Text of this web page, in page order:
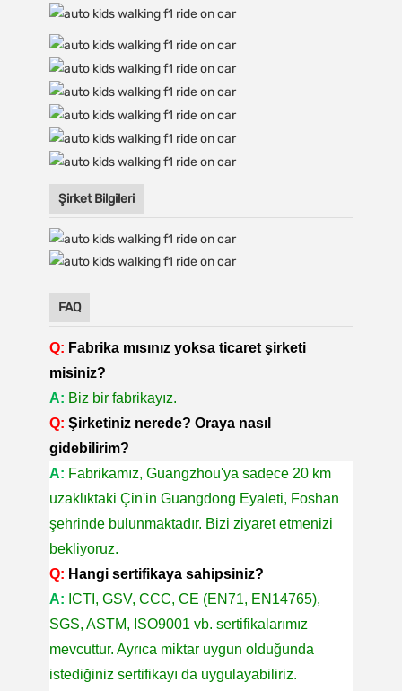
Şirket Bilgileri
FAQ
Q: Fabrika mısınız yoksa ticaret şirketi
misiniz?
A: Biz bir fabrikayız.
Q: Şirketiniz nerede? Oraya nasıl
gidebilirim?
A: Fabrikamız, Guangzhou'ya sadece 20 km
uzaklıktaki Çin'in Guangdong Eyaleti, Foshan
şehrinde bulunmaktadır. Bizi ziyaret etmenizi
bekliyoruz.
Q: Hangi sertifikaya sahipsiniz?
A: ICTI, GSV, CCC, CE (EN71, EN14765),
SGS, ASTM, ISO9001 vb. sertifikalarımız
mevcuttur. Ayrıca miktar uygun olduğunda
istediğiniz sertifikayı da uygulayabiliriz.